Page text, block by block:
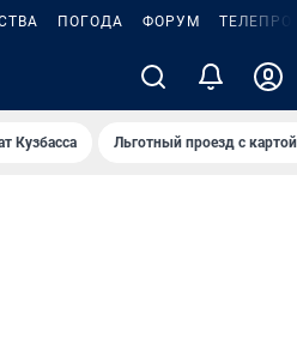
ПОГОДА ФОРУМ
Кузбасса Льготный проезд с